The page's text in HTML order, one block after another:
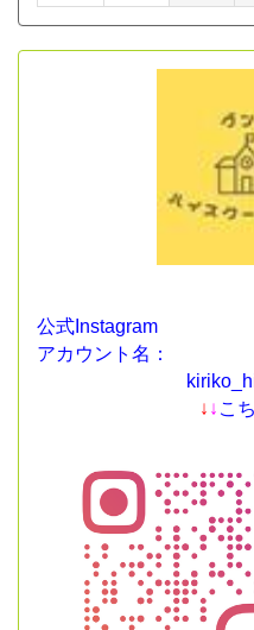
公式Instagram
アカウント名：
↓ ↓ こ